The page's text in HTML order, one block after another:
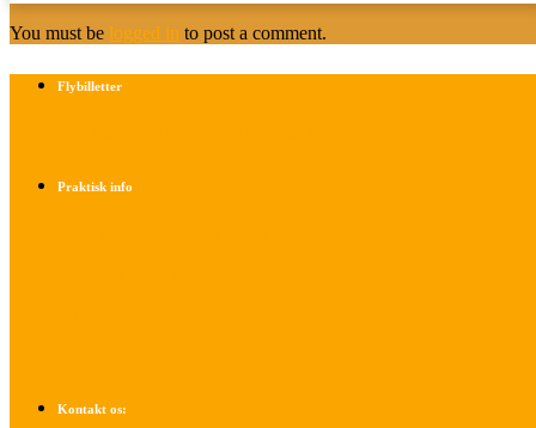
You must be logged in to post a comment.
Flybilletter
Praktisk info
Kontakt os: